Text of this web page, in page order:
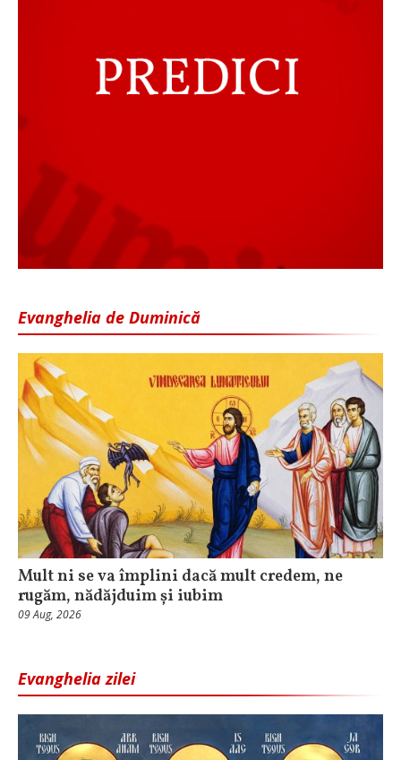
Evanghelia de Duminică
Mult ni se va împlini dacă mult credem, ne
rugăm, nădăjduim și iubim
09 Aug, 2026
Evanghelia zilei